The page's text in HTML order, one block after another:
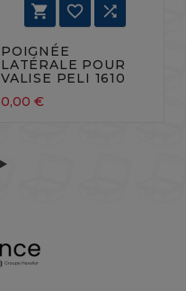
  
POIGNÉE
LATÉRALE POUR
VALISE PELI 1610
0,00 €